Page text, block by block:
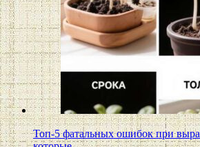
Топ-5 фатальных ошибок при